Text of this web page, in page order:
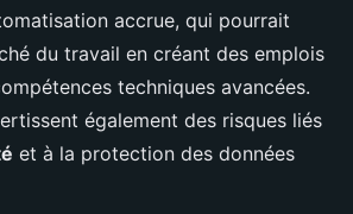
accrue, qui pourrait
du travail en créant des emplois
techniques avancées.
également des risques liés
et à la protection des données